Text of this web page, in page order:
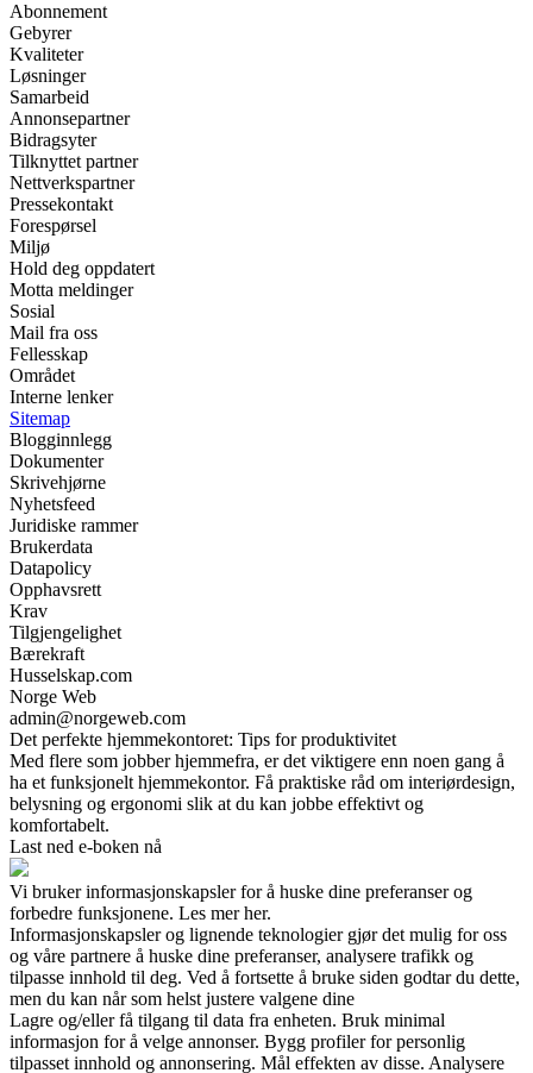
Abonnement
Gebyrer
Kvaliteter
Løsninger
Samarbeid
Annonsepartner
Bidragsyter
Tilknyttet partner
Nettverkspartner
Pressekontakt
Forespørsel
Miljø
Hold deg oppdatert
Motta meldinger
Sosial
Mail fra oss
Fellesskap
Området
Interne lenker
Sitemap
Blogginnlegg
Dokumenter
Skrivehjørne
Nyhetsfeed
Juridiske rammer
Brukerdata
Datapolicy
Opphavsrett
Krav
Tilgjengelighet
Bærekraft
Husselskap.com
Norge Web
admin@norgeweb.com
Det perfekte hjemmekontoret: Tips for produktivitet
Med flere som jobber hjemmefra, er det viktigere enn noen gang å
ha et funksjonelt hjemmekontor. Få praktiske råd om interiørdesign,
belysning og ergonomi slik at du kan jobbe effektivt og
komfortabelt.
Last ned e-boken nå
Vi bruker informasjonskapsler for å huske dine preferanser og
forbedre funksjonene. Les mer her.
Informasjonskapsler og lignende teknologier gjør det mulig for oss
og våre partnere å huske dine preferanser, analysere trafikk og
tilpasse innhold til deg. Ved å fortsette å bruke siden godtar du dette,
men du kan når som helst justere valgene dine
Lagre og/eller få tilgang til data fra enheten. Bruk minimal
informasjon for å velge annonser. Bygg profiler for personlig
tilpasset innhold og annonsering. Mål effekten av disse. Analysere